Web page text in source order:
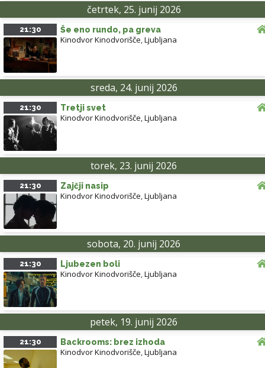
četrtek, 25. junij 2026
21:30 Še eno rundo, pa greva
Kinodvor Kinodvorišče,Ljubljana
sreda, 24. junij 2026
21:30 Tretji svet
Kinodvor Kinodvorišče,Ljubljana
torek, 23. junij 2026
21:30 Zajčji nasip
Kinodvor Kinodvorišče,Ljubljana
sobota, 20. junij 2026
21:30 Ljubezen boli
Kinodvor Kinodvorišče,Ljubljana
petek, 19. junij 2026
21:30 Backrooms: brez izhoda
Kinodvor Kinodvorišče,Ljubljana